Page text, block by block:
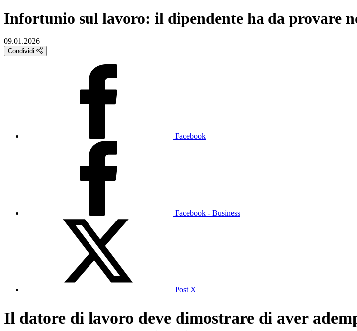
Infortunio sul lavoro: il dipendente ha da provare
09.01.2026
Condividi
Facebook
Facebook - Business
Post X
Il datore di lavoro deve dimostrare di aver